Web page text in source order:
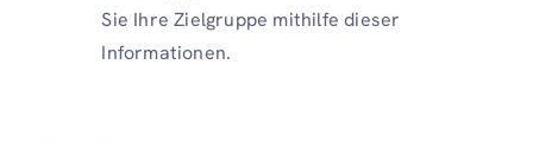
Sie Ihre Zielgruppe mithilfe dieser
Informationen.